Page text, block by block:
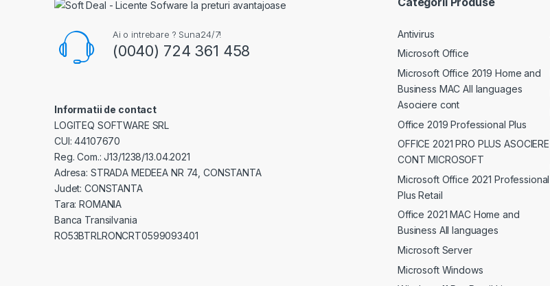
Ai o intrebare ? Suna24/7!
(0040) 724 361 458
Informatii de contact
LOGITEQ SOFTWARE SRL
CUI: 44107670
Reg. Com.: J13/1238/13.04.2021
Adresa: STRADA MEDEEA NR 74, CONSTANTA
Judet: CONSTANTA
Tara: ROMANIA
Banca Transilvania
RO53BTRLRONCRT0599093401
Antivirus
Microsoft Office
Microsoft Office 2019 Home and
Business MAC All languages
Asociere cont
Office 2019 Professional Plus
OFFICE 2021 PRO PLUS ASOCIERE
CONT MICROSOFT
Microsoft Office 2021 Professional
Plus Retail
Office 2021 MAC Home and
Business All languages
Microsoft Server
Microsoft Windows